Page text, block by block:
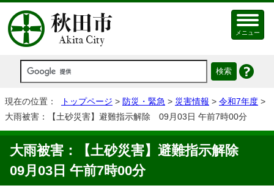
メニュー
現在の位置： トップページ > 防災・緊急 > 災害情報 > 令和7年度 >
大雨被害：【土砂災害】避難指示解除 09月03日 午前7時00分
大雨被害：【土砂災害】避難指示解除
09月03日 午前7時00分